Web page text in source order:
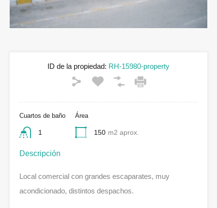
ID de la propiedad: RH-15980-property
Cuartos de baño
1
Área
150 m2 aprox.
Descripción
Local comercial con grandes escaparates, muy
acondicionado, distintos despachos.